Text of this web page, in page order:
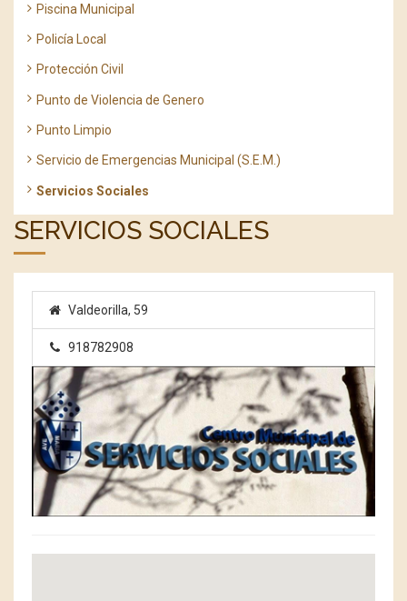
Piscina Municipal
Policía Local
Protección Civil
Punto de Violencia de Genero
Punto Limpio
Servicio de Emergencias Municipal (S.E.M.)
Servicios Sociales
SERVICIOS SOCIALES
Valdeorilla, 59
918782908